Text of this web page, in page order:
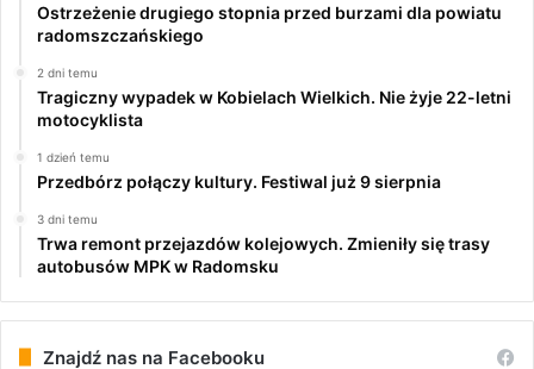
Ostrzeżenie drugiego stopnia przed burzami dla powiatu
radomszczańskiego
2 dni temu
Tragiczny wypadek w Kobielach Wielkich. Nie żyje 22-letni
motocyklista
1 dzień temu
Przedbórz połączy kultury. Festiwal już 9 sierpnia
3 dni temu
Trwa remont przejazdów kolejowych. Zmieniły się trasy
autobusów MPK w Radomsku
Znajdź nas na Facebooku